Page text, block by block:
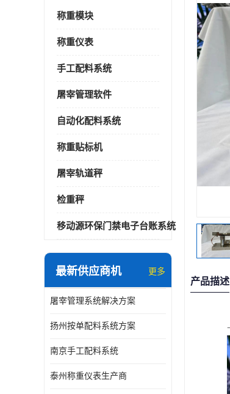
称重模块
称重仪表
手工配料系统
屠宰管理软件
自动化配料系统
称重贴标机
屠宰轨道秤
检重秤
移动源环保门禁电子台账系统
最新供应商机 更多
屠宰管理系统解决方案
扬州按单配料系统方案
南京手工配料系统
泰州称重仪表生产商
产品描述